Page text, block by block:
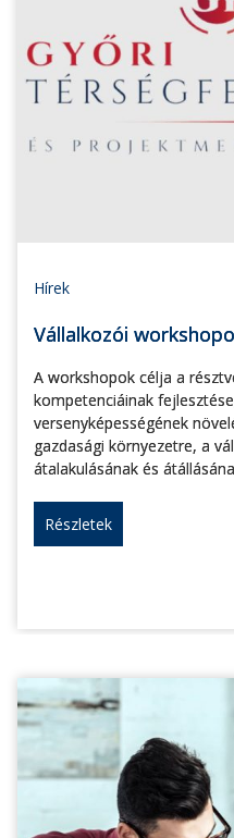
Hírek
Vállalkozói
A workshopok célja a
kompetenciáinak
versenyképességének
gazdasági környezetre, a
átalakulásának és
Részletek